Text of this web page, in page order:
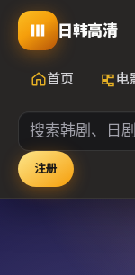
日韩高清
首页 电
注册